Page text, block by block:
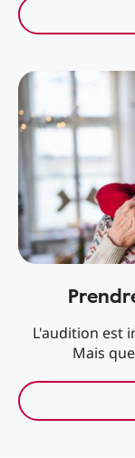
L'audition est
Mais